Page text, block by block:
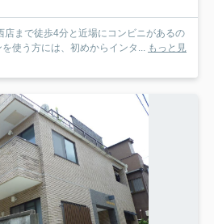
店まで徒歩4分と近場にコンビニがあるの
使う方には、初めからインタ... もっと見